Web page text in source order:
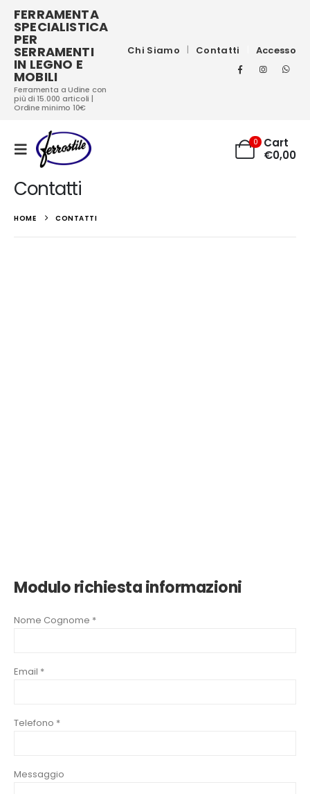
FERRAMENTA
SPECIALISTICA
PER
SERRAMENTI
IN LEGNO E
MOBILI
Ferramenta a Udine con
più di 15.000 articoli |
Ordine minimo 10€
Chi Siamo Contatti Accesso
0
Cart
€0,00
Contatti
HOME CONTATTI
Modulo richiesta informazioni
Nome Cognome *
Email *
Telefono *
Messaggio